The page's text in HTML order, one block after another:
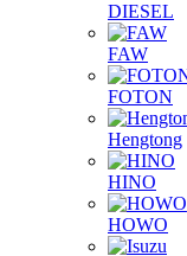
DIESEL
FAW
FOTON
Hengtong
HINO
HOWO